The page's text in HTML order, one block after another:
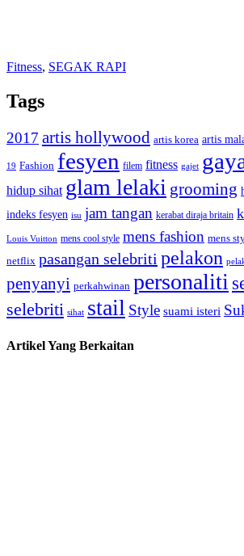
Fitness, SEGAK RAPI
Tags
2017 artis hollywood artis korea artis
19 Fashion fesyen filem fitness gajet
hidup sihat glam lelaki grooming
indeks fesyen isu jam tangan kerabat diraja britain
Louis Vuitton mens cool style mens fashion mens
netflix pasangan selebriti pelakon
penyanyi perkahwinan personaliti
selebriti sihat stail Style suami isteri
Artikel Yang Berkaitan